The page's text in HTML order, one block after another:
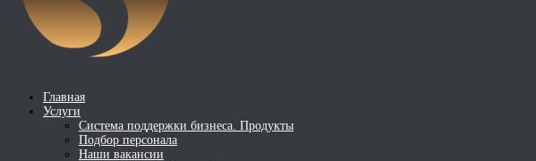
Главная
Услуги
Система поддержки бизнеса. Продукты
Подбор персонала
Наши вакансии